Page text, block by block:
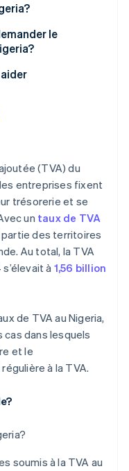
le
(TVA) du
entreprises fixent
trésorerie et se
un taux de TVA
partie des territoires
Au total, la TVA
à 1,56 billion
de TVA au Nigeria,
dans lesquels
et le
à la TVA.
soumis à la TVA au